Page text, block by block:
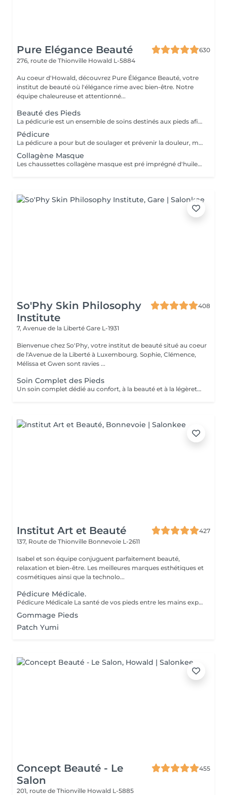
Pure Elégance Beauté
630
276, route de Thionville Howald L-5884
Au coeur d'Howald, découvrez Pure Élégance Beauté, votre
institut de beauté où l'élégance rime avec bien-être. Notre
équipe chaleureuse et attentionné...
Beauté des Pieds
La pédicurie est un ensemble de soins destinés aux pieds afin d'améliorer leur confort et leur apparence, ainsi que ceux des ongles. Bain de pieds inclus.
Pédicure
La pédicure a pour but de soulager et prévenir la douleur, mais également les effets secondaires des pathologies. Cors, durillons, crevasses ou il-de-perdrix sont ainsi traités par une pédicure. (avec coupe cors lames)
Collagène Masque
Les chaussettes collagène masque est pré imprégné d'huile d'argon et d'une émulsion riche en collagène pour pénétrer et hydrater la peau.
So'Phy Skin Philosophy
Institute
408
7, Avenue de la Liberté Gare L-1931
Bienvenue chez So'Phy, votre institut de beauté situé au coeur
de l'Avenue de la Liberté à Luxembourg. Sophie, Clémence,
Mélissa et Gwen sont ravies ...
Soin Complet des Pieds
Un soin complet dédié au confort, à la beauté et à la légèreté des pieds. Le soin débute par un bain de pieds relaxant, suivi d'une exfoliation douce afin d'éliminer les cellules mortes et retrouver une peau plus lisse et souple. Un masque nourrissant est ensuite appliqué pour hydrater en profondeur, tandis que les ongles et les cuticules sont soigneusement travaillés pour un résultat net et soigné. Le soin se prolonge par un moment de détente, apportant une sensation immédiate de confort et de légèreté. Les pieds sont plus doux, la peau nourrie et les ongles parfaitement soignés. Le vernis classique n'est pas proposé à l'institut. Si vous le souhaitez, nous pouvons toutefois réaliser la pose avec votre propre vernis en sélectionnant l'option correspondante.
Institut Art et Beauté
427
137, Route de Thionville Bonnevoie L-2611
Isabel et son équipe conjuguent parfaitement beauté,
relaxation et bien-être. Les meilleures marques esthétiques et
cosmétiques ainsi que la technolo...
Pédicure Médicale.
Pédicure Médicale La santé de vos pieds entre les mains expertes de professionnelles. Offrez à vos pieds les meilleurs soins avec notre pédicure médicale, une véritable cure de jouvence. Contrairement à la pédicure esthétique, qui se concentre sur l'apparence, la pédicure médicale traite et prévient les affections telles que les callosités, les durillons et les ongles incarnés. Nos Soins Spécialisés : Bain de Pieds : Apaisant et ramollissant, il prépare vos pieds pour des soins optimaux. Soin des Ongles et Cuticules : Coupe, limage, et traitement des cuticules pour prévenir les infections et les ongles incarnés. Élimination des Callosités : Techniques spécialisées pour une peau lisse et sans douleur. Massage : Améliore la circulation sanguine et soulage les tensions. Masque Hydratant : Nourrit en profondeur pour des pieds doux et souples. Choisir la Pédicure Médicale pour : La Santé de vos Pieds : Traitez les problèmes de santé et prévenez les complications. Confort et Détente : Alliez soin et relaxation pour une expérience agréable. Prévention : Évitez les problèmes futurs et améliorez votre qualité de vie. Expertise Professionnelle : Profitez de soins personnalisés dispensés par des esthéticiennes diplômées. Vos pieds vous remercieront, et vous repartirez avec une sensation de légèreté et de fraîcheur.
Gommage Pieds
Patch Yumi
Concept Beauté - Le
Salon
455
201, route de Thionville Howald L-5885